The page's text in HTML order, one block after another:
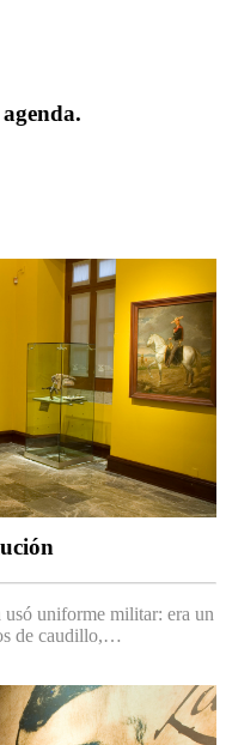
uniforme militar: era un
de caudillo,…